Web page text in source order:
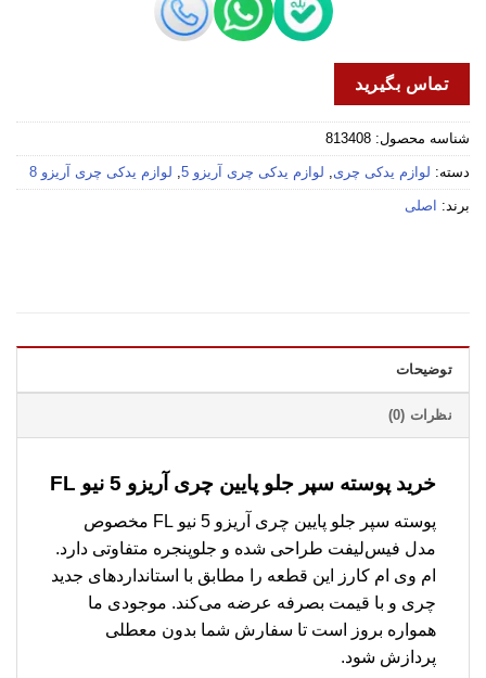
تماس بگیرید
شناسه محصول: 813408
دسته: لوازم یدکی چری, لوازم یدکی چری آریزو 5 , لوازم یدکی چری آریزو 8
برند: اصلی
توضیحات
نظرات (0)
خرید پوسته سپر جلو پایین چری آریزو 5 نیو FL
پوسته سپر جلو پایین چری آریزو 5 نیو FL مخصوص
مدل فیس‌لیفت طراحی شده و جلوپنجره متفاوتی دارد.
ام وی ام کارز این قطعه را مطابق با استانداردهای جدید
چری و با قیمت بصرفه عرضه می‌کند. موجودی ما
همواره بروز است تا سفارش شما بدون معطلی
پردازش شود.